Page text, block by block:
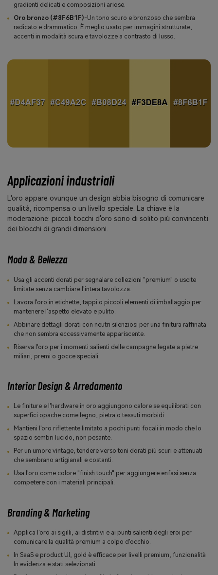
gradienti delicati e composizioni ariose.
Oro bronzo (#8F6B1F)-Un tono scuro e bronzoso che sembra
radicato e drammatico. È meglio usato per immagini strutturate,
accenti in modalità scura e tavolozze a contrasto di lusso.
Applicazioni industriali
L'oro appare ovunque un design abbia bisogno di comunicare
qualità, ricompensa o un livello speciale. La chiave è la
moderazione: piccoli tocchi d'oro sono di solito più convincenti
dei blocchi di grandi dimensioni.
Moda & Bellezza
Usa gli accenti dorati per segnalare collezioni "premium" o uscite
limitate senza cambiare l'intera tavolozza.
Lavora l'oro in etichette, tappi o piccoli elementi di imballaggio per
mantenere l'aspetto elevato e pulito.
Abbinare dettagli dorati con neutri silenziosi per una finitura raffinata
che non sembra eccessivamente appariscente.
Riserva l'oro per i momenti salienti delle campagne legate a pietre
miliari, premi o gocce speciali.
Interior Design & Arredamento
Le finiture e l'hardware in oro aggiungono calore se equilibrati con
superfici opache come legno, pietra o tessuti morbidi.
Mantieni l'oro riflettente limitato a pochi punti focali in modo che lo
spazio sembri lucido, non pesante.
Per un umore vintage, tendere verso toni dorati più scuri e attenuati
che sembrano artigianali e costanti.
Usa l'oro come colore "finish touch" per aggiungere enfasi senza
competere con i materiali principali.
Branding & Marketing
Applica l'oro ai sigilli, ai distintivi e ai punti salienti degli eroi per
comunicare la qualità premium a colpo d'occhio.
In SaaS e product UI, gold è efficace per livelli premium, funzionalità
In evidenza e stati selezionati.